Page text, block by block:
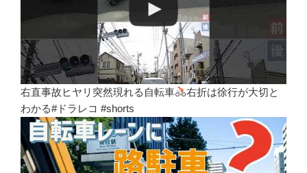
右直事故ヒヤリ突然現れる自転車
右折は徐行が大切と
わかる#ドラレコ #shorts